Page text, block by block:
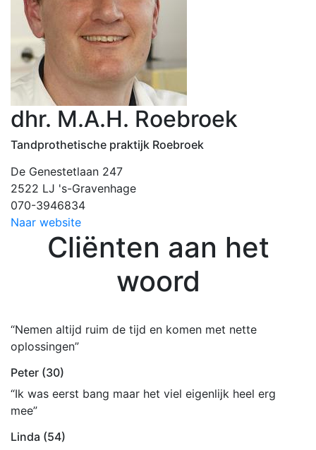
dhr. M.A.H. Roebroek
Tandprothetische praktijk Roebroek
De Genestetlaan 247
2522 LJ 's-Gravenhage
070-3946834
Naar website
Cliënten aan het
woord
“Nemen altijd ruim de tijd en komen met nette
oplossingen”
Peter (30)
“Ik was eerst bang maar het viel eigenlijk heel erg
mee”
Linda (54)